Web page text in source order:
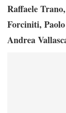
Raffaele
Forciniti,
Andrea